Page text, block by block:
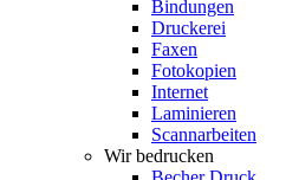
Bindungen
Druckerei
Faxen
Fotokopien
Internet
Laminieren
Scannarbeiten
Wir bedrucken